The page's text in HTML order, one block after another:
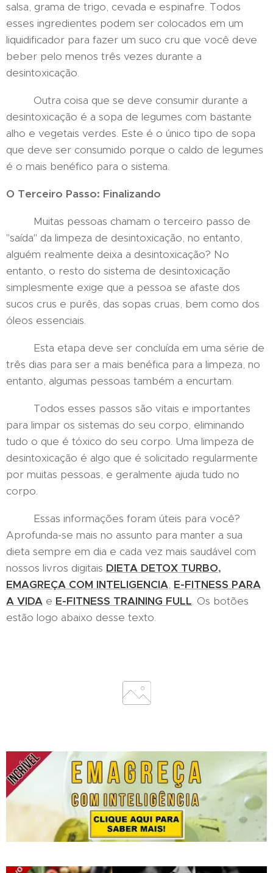
salsa, grama de trigo, cevada e espinafre. Todos
esses ingredientes podem ser colocados em um
liquidificador para fazer um suco cru que você deve
beber pelo menos três vezes durante a
desintoxicação.
Outra coisa que se deve consumir durante a
desintoxicação é a sopa de legumes com bastante
alho e vegetais verdes. Este é o único tipo de sopa
que deve ser consumido porque o caldo de legumes
é o mais benéfico para o sistema.
O Terceiro Passo: Finalizando
Muitas pessoas chamam o terceiro passo de
"saída" da limpeza de desintoxicação, no entanto,
alguém realmente deixa a desintoxicação? No
entanto, o resto do sistema de desintoxicação
simplesmente exige que a pessoa se afaste dos
sucos crus e purês, das sopas cruas, bem como dos
óleos essenciais.
Esta etapa deve ser concluída em uma série de
três dias para ser a mais benéfica para a limpeza, no
entanto, algumas pessoas também a encurtam.
Todos esses passos são vitais e importantes
para limpar os sistemas do seu corpo, eliminando
tudo o que é tóxico do seu corpo. Uma limpeza de
desintoxicação é algo que é solicitado regularmente
por muitas pessoas, e geralmente ajuda tudo no
corpo.
Essas informações foram úteis para você?
Aprofunda-se mais no assunto para manter a sua
dieta sempre em dia e cada vez mais saudável com
nossos livros digitais DIETA DETOX TURBO,
EMAGREÇA COM INTELIGENCIA, E-FITNESS PARA
A VIDA e E-FITNESS TRAINING FULL. Os botões
estão logo abaixo desse texto.